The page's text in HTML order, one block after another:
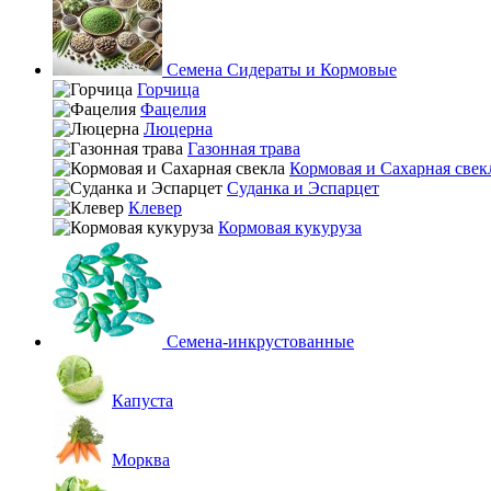
Семена Сидераты и Кормовые
Горчица
Фацелия
Люцерна
Газонная трава
Кормовая и Сахарная
Суданка и Эспарцет
Клевер
Кормовая кукуруза
Семена-инкрустованные
Капуста
Морква